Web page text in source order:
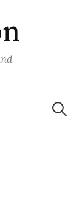
Suchen
nach: